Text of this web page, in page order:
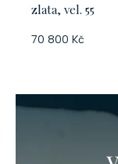
zlata, vel. 55
70 800 Kč